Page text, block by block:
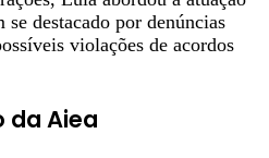
destacado por denúncias
violações de acordos
da Aiea